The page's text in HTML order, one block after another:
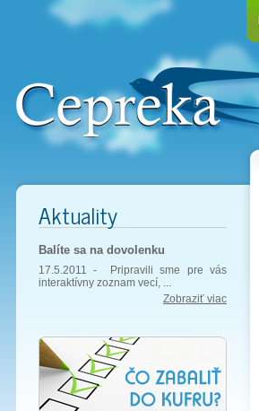
Aktuality
Balíte sa na dovolenku
17.5.2011 - Pripravili sme pre vás
interaktívny zoznam vecí, ...
Zobraziť viac